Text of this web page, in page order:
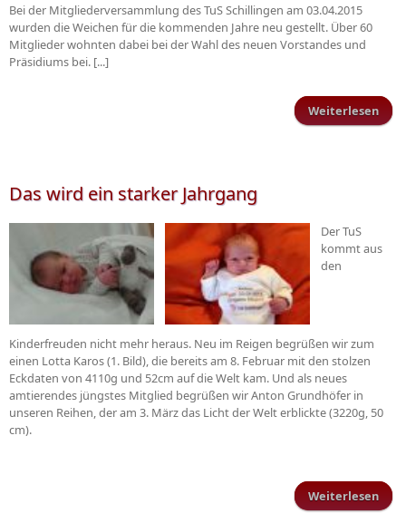
Bei der Mitgliederversammlung des TuS Schillingen am 03.04.2015
wurden die Weichen für die kommenden Jahre neu gestellt. Über 60
Mitglieder wohnten dabei bei der Wahl des neuen Vorstandes und
Präsidiums bei. [...]
Weiterlesen
Das wird ein starker Jahrgang
Der TuS
kommt aus
den
Kinderfreuden nicht mehr heraus. Neu im Reigen begrüßen wir zum
einen Lotta Karos (1. Bild), die bereits am 8. Februar mit den stolzen
Eckdaten von 4110g und 52cm auf die Welt kam. Und als neues
amtierendes jüngstes Mitglied begrüßen wir Anton Grundhöfer in
unseren Reihen, der am 3. März das Licht der Welt erblickte (3220g, 50
cm).
Weiterlesen